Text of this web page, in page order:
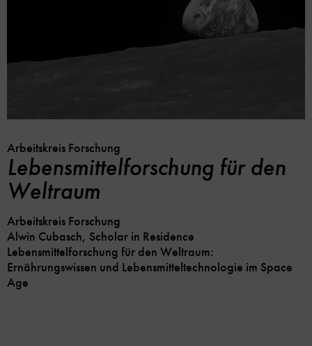
Arbeitskreis Forschung
Lebensmittelforschung für den
Weltraum
Arbeitskreis Forschung
Alwin Cubasch, Scholar in Residence
Lebensmittelforschung für den Weltraum:
Ernährungswissen und Lebensmitteltechnologie im Space
Age